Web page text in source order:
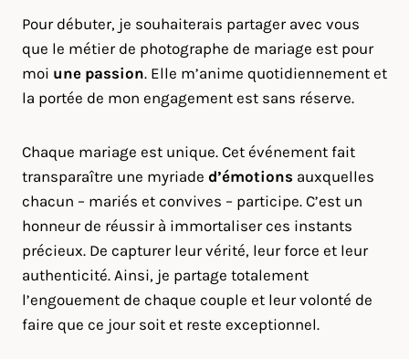
Pour débuter, je souhaiterais partager avec vous
que le métier de photographe de mariage est pour
moi une passion. Elle m’anime quotidiennement et
la portée de mon engagement est sans réserve.
Chaque mariage est unique. Cet événement fait
transparaître une myriade d’émotions auxquelles
chacun – mariés et convives – participe. C’est un
honneur de réussir à immortaliser ces instants
précieux. De capturer leur vérité, leur force et leur
authenticité. Ainsi, je partage totalement
l’engouement de chaque couple et leur volonté de
faire que ce jour soit et reste exceptionnel.